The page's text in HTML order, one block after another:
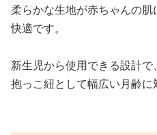
柔らかな生地が赤ちゃんの
快適です。
新生児から使用できる設計
抱っこ紐として幅広い月齢に